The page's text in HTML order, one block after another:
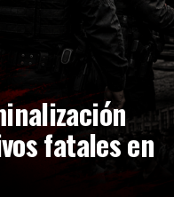
fatales en